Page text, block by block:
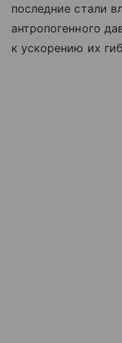
последние стали
антропогенного
к ускорению их